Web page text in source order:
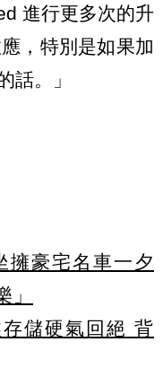
進行更多次的升
，特別是如果加
話。」
擁豪宅名車一夕
」
儲硬氣回絕 背